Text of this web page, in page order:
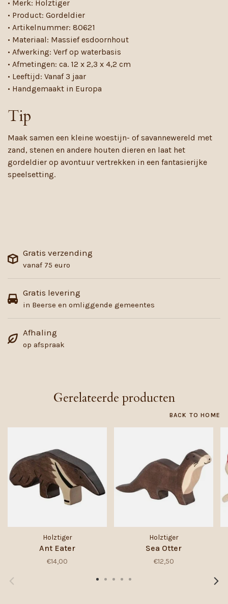
• Merk: Holztiger
• Product: Gordeldier
• Artikelnummer: 80621
• Materiaal: Massief esdoornhout
• Afwerking: Verf op waterbasis
• Afmetingen: ca. 12 x 2,3 x 4,2 cm
• Leeftijd: Vanaf 3 jaar
• Handgemaakt in Europa
Tip
Maak samen een kleine woestijn- of savannewereld met
zand, stenen en andere houten dieren en laat het
gordeldier op avontuur vertrekken in een fantasierijke
speelsetting.
Gratis verzending
vanaf 75 euro
Gratis levering
in Beerse en omliggende gemeentes
Afhaling
op afspraak
Gerelateerde producten
BACK TO HOME
Holztiger
Ant Eater
€14,00
Holztiger
Sea Otter
€12,50